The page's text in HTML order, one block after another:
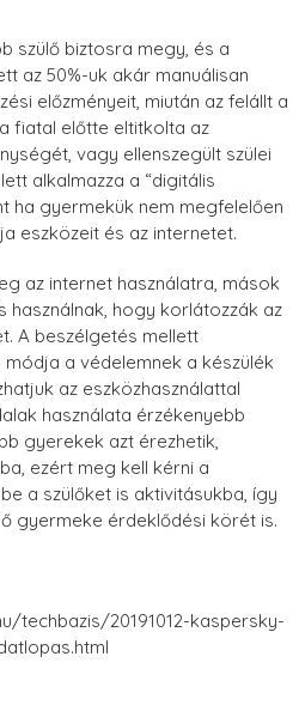
szülő biztosra megy, és a
az 50%-uk akár manuálisan
előzményeit, miután az felállt a
fiatal előtte eltitkolta az
vagy ellenszegült szülei
alkalmazza a “digitális
ha gyermekük nem megfelelően
eszközeit és az internetet.
az internet használatra, mások
használnak, hogy korlátozzák az
A beszélgetés mellett
a védelemnek a készülék
az eszközhasználattal
használata érzékenyebb
gyerekek azt érezhetik,
ezért meg kell kérni a
a szülőket is aktivitásukba, így
gyermeke érdeklődési körét is.
techbazis/20191012-kaspersky-